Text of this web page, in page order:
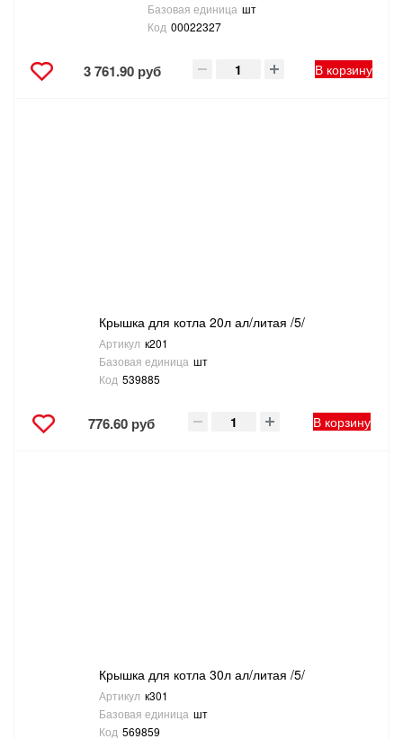
Базовая единица шт
Код 00022327
3 761.90 руб В корзину
Крышка для котла 20л ал/литая /5/
Артикул к201
Базовая единица шт
Код 539885
776.60 руб В корзину
Крышка для котла 30л ал/литая /5/
Артикул к301
Базовая единица шт
Код 569859